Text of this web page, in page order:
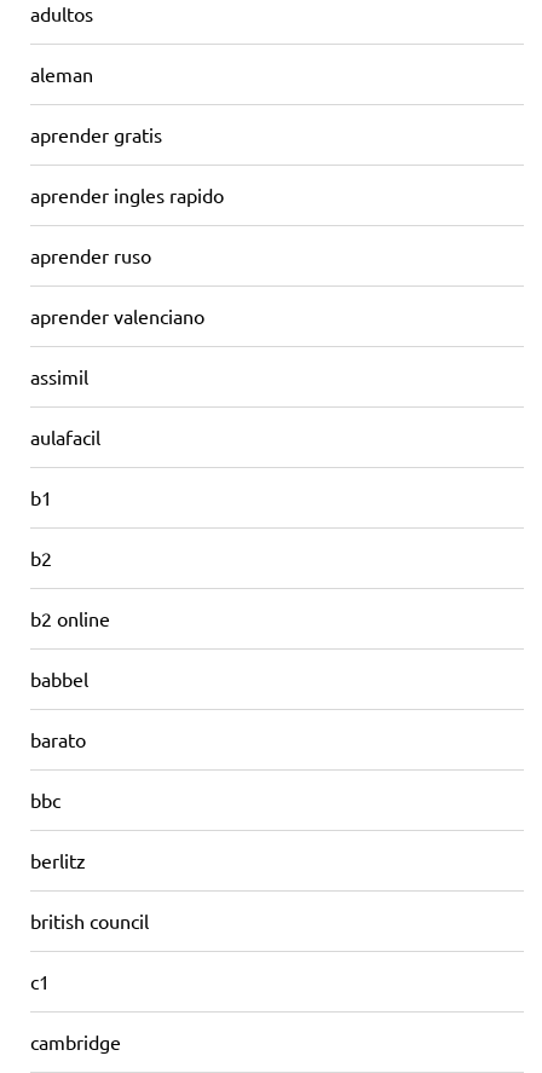
adultos
aleman
aprender gratis
aprender ingles rapido
aprender ruso
aprender valenciano
assimil
aulafacil
b1
b2
b2 online
babbel
barato
bbc
berlitz
british council
c1
cambridge